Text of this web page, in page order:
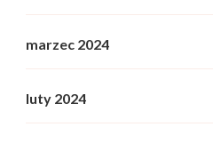
marzec 2024
luty 2024